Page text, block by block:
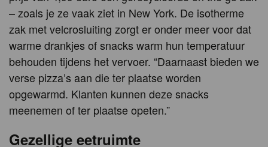
– zoals je ze vaak ziet in New York. De isotherme
zak met velcrosluiting zorgt er onder meer voor dat
warme drankjes of snacks warm hun temperatuur
behouden tijdens het vervoer. “Daarnaast bieden we
verse pizza’s aan die ter plaatse worden
opgewarmd. Klanten kunnen deze snacks
meenemen of ter plaatse opeten.”
Gezellige eetruimte